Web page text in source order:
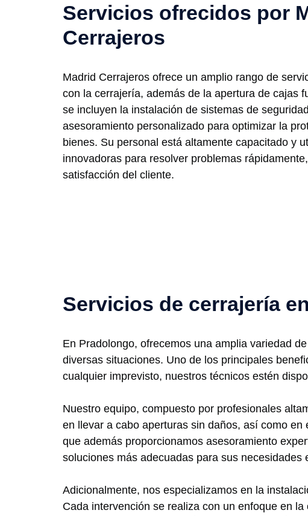
Servicios ofrecidos por
Cerrajeros
Madrid Cerrajeros ofrece un amplio rango de
con la cerrajería, además de la apertura de cajas
se incluyen la instalación de sistemas de
asesoramiento personalizado para optimizar la
bienes. Su personal está altamente capacitado y
innovadoras para resolver problemas
satisfacción del cliente.
Servicios de cerrajería
En Pradolongo, ofrecemos una amplia variedad
diversas situaciones. Uno de los principales
cualquier imprevisto, nuestros técnicos estén
Nuestro equipo, compuesto por profesionales
en llevar a cabo aperturas sin daños, así como
que además proporcionamos asesoramiento
soluciones más adecuadas para sus necesidades
Adicionalmente, nos especializamos en la
Cada intervención se realiza con un enfoque en